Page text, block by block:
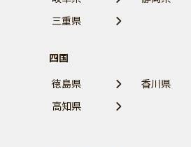
三重県
四国
徳島県
香川県
高知県